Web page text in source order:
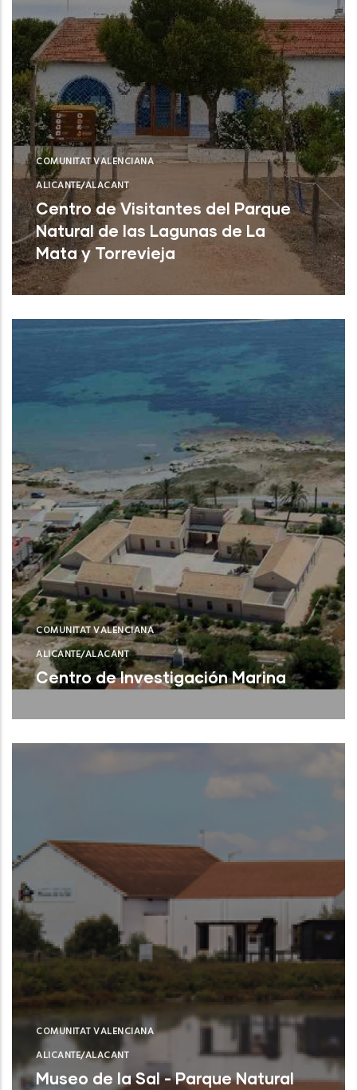
COMUNITAT VALENCIANA
ALICANTE/ALACANT
Centro de Visitantes del Parque
Natural de las Lagunas de La
Mata y Torrevieja
Torrevieja (Alicante)
COMUNITAT VALENCIANA
ALICANTE/ALACANT
Centro de Investigación Marina
Santa Pola (Alicante)
COMUNITAT VALENCIANA
ALICANTE/ALACANT
Museo de la Sal - Parque Natural